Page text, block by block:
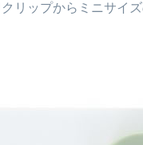
リップからミニサイ